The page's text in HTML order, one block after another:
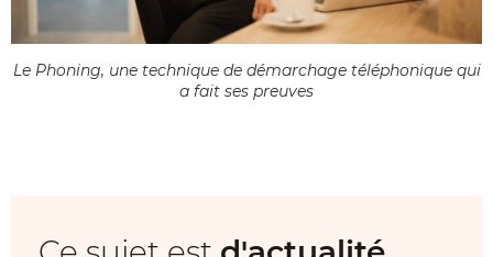
Le Phoning, une technique de démarchage téléphonique qui
a fait ses preuves